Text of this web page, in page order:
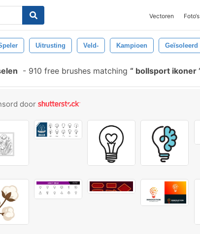
Vectoren Foto‘s
Uitrusting Veld- Kampioen Geïsoleerd
- 910 free brushes matching bollsport ikoner
door